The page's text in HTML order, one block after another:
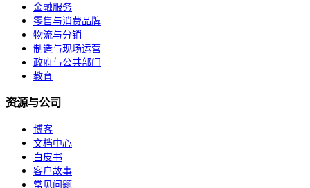
金融服务
零售与消费品牌
物流与分销
制造与现场运营
政府与公共部门
教育
资源与公司
博客
文档中心
白皮书
客户故事
常见问题